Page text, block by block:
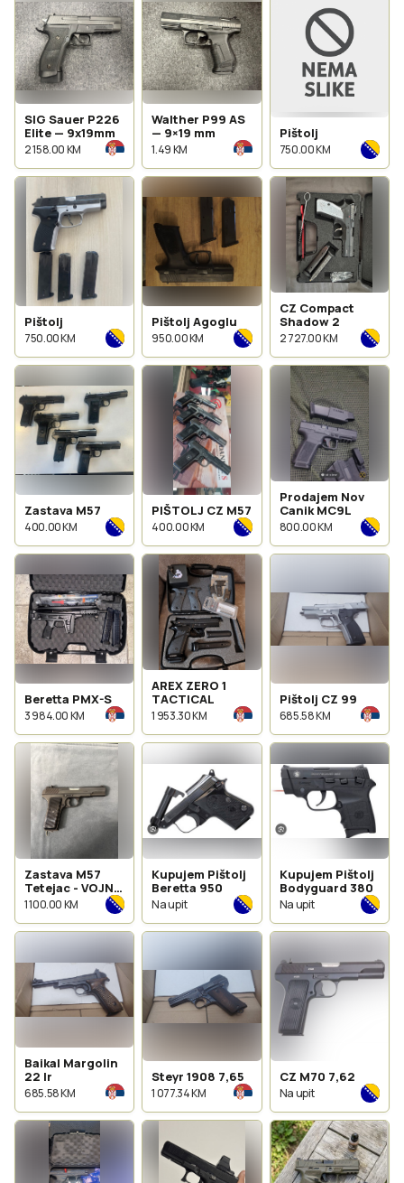
SIG Sauer P226
Elite — 9x19mm
2 158.00 KM
Walther P99 AS
— 9×19 mm
1.49 KM
Pištolj
750.00 KM
Pištolj
750.00 KM
Pištolj Agoglu
950.00 KM
CZ Compact
Shadow 2
2 727.00 KM
Zastava M57
400.00 KM
PIŠTOLJ CZ M57
400.00 KM
Prodajem Nov
Canik MC9L
800.00 KM
Beretta PMX-S
3 984.00 KM
AREX ZERO 1
TACTICAL
1 953.30 KM
Pištolj CZ 99
685.58 KM
Zastava M57
Tetejac - VOJNI
NOV
1 100.00 KM
Kupujem Pištolj
Beretta 950
Na upit
Kupujem Pištolj
Bodyguard 380
Na upit
Baikal Margolin
22 lr
685.58 KM
Steyr 1908 7,65
1 077.34 KM
CZ M70 7,62
Na upit